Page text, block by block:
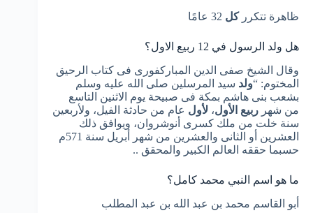
ظاهرة تتكرركل
هل ولد الرسول في 12 ربيع الاول؟
وقال الشيخ صفى الدين المباركفورى فى كتاب الرحيق
المختوم: “ولد سيد المرسلين صلى الله عليه وسلم
بشعب بنى هاشم بمكة فى صبيحة يوم الاثنين التاسع
من شهر ربيع الأول، لأول عام من حادثة الفيل، ولأربعين
سنة خلت من ملك كسرى أنوشروان، ويوافق ذلك
العشرين أو الثانى والعشرين من شهر أبريل سنة 571م
حسبما حققه العالم الكبير والمحقق ..
ما هو اسم النبي محمد كامل؟
أبو القاسم محمد بن عبد الله بن عبد المطلب